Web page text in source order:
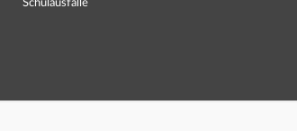
Schulausfälle